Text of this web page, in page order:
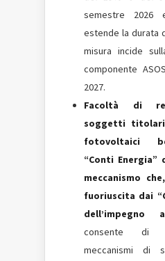
semestre 2026
estende la durata
misura incide
componente
2027.
Facoltà di
soggetti
fotovoltaici
“Conti Energia”
meccanismo
fuoriuscita dai
dell’impegno
consente di
meccanismi di